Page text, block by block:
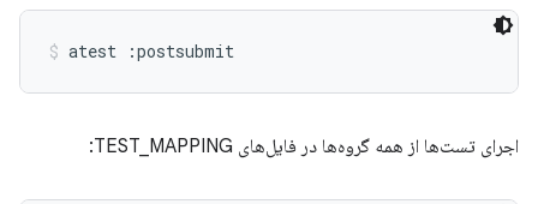
atest :postsubmit
اجرای تست‌ها از همه گروه‌ها در فایل‌های TEST_MAPPING: